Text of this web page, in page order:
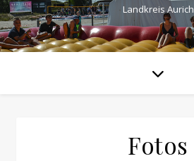
Landkreis Aurich
Fotos